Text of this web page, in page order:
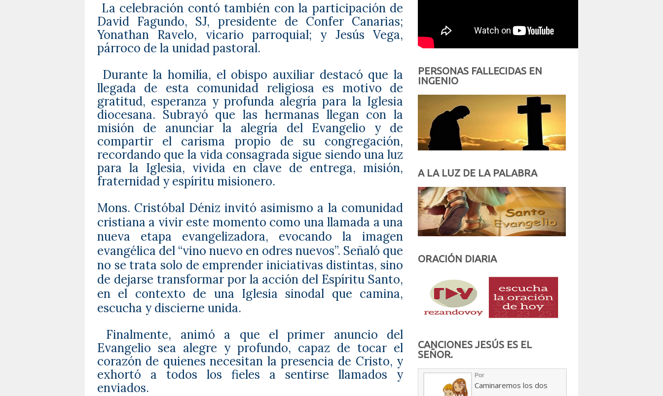
La celebración contó también con la participación de
David Fagundo, SJ, presidente de Confer Canarias;
Yonathan Ravelo, vicario parroquial; y Jesús Vega,
párroco de la unidad pastoral.
Durante la homilía, el obispo auxiliar destacó quela
llegada de esta comunidad religiosa es motivo de
gratitud, esperanza y profunda alegría para la Iglesia
diocesana. Subrayó que las hermanas llegan con la
misión de anunciar la alegría del Evangelio y de
compartir el carisma propio de su congregación,
recordando que la vida consagrada sigue siendo una luz
para la Iglesia, vivida en clave de entrega, misión,
fraternidad y espíritu misionero.
Mons. Cristóbal Déniz invitó asimismo a la comunidad
cristiana a vivir este momento como una llamada a una
nueva etapa evangelizadora, evocando la imagen
evangélica del “vino nuevo en odres nuevos”. Señaló que
no se trata solo de emprender iniciativas distintas, sino
de dejarse transformar por la acción del Espíritu Santo,
en el contexto de una Iglesia sinodal que camina,
escucha y discierne unida.
Finalmente, animó a que el primer anuncio del
Evangelio sea alegre y profundo, capaz de tocar el
corazón de quienes necesitan la presencia de Cristo, y
exhortó a todos los fieles a sentirse llamados y
enviados.
PERSONAS FALLECIDAS EN
INGENIO
A LA LUZ DE LA PALABRA
ORACIÓN DIARIA
CANCIONES JESÚS ES EL
SEÑOR.